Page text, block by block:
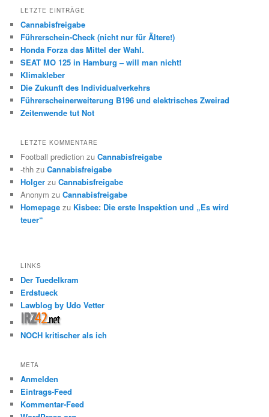
LETZTE EINTRÄGE
Cannabisfreigabe
Führerschein-Check (nicht nur für Ältere!)
Honda Forza das Mittel der Wahl.
SEAT MO 125 in Hamburg – will man nicht!
Klimakleber
Die Zukunft des Individualverkehrs
Führerscheinerweiterung B196 und elektrisches Zweirad
Zeitenwende tut Not
LETZTE KOMMENTARE
Football prediction zuCannabisfreigabe
-thh zuCannabisfreigabe
Holger zuCannabisfreigabe
Anonym zuCannabisfreigabe
Homepage zu Kisbee: Die erste Inspektion und „Es wird
teuer“
LINKS
Der Tuedelkram
Erdstueck
Lawblog by Udo Vetter
NOCH kritischer als ich
META
Anmelden
Eintrags-Feed
Kommentar-Feed